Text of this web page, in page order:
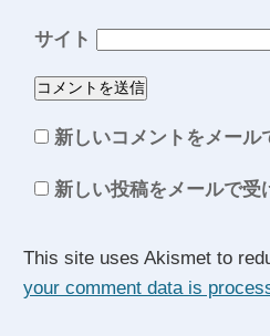
サイト
新しいコメントをメール
新しい投稿をメールで受
This site uses Akismet to
your comment data is